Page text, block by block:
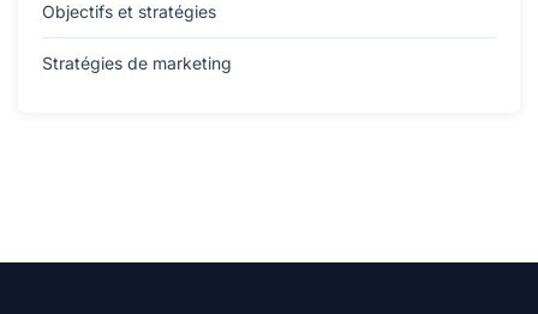
Objectifs et stratégies
Stratégies de marketing